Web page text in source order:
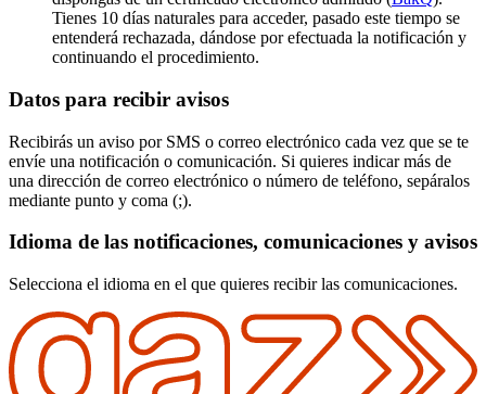
Tienes 10 días naturales para acceder, pasado este tiempo se
entenderá rechazada, dándose por efectuada la notificación y
continuando el procedimiento.
Datos para recibir avisos
Recibirás un aviso por SMS o correo electrónico cada vez que se te
envíe una notificación o comunicación. Si quieres indicar más de
una dirección de correo electrónico o número de teléfono, sepáralos
mediante punto y coma (;).
Idioma de las notificaciones, comunicaciones y avisos
Selecciona el idioma en el que quieres recibir las comunicaciones.